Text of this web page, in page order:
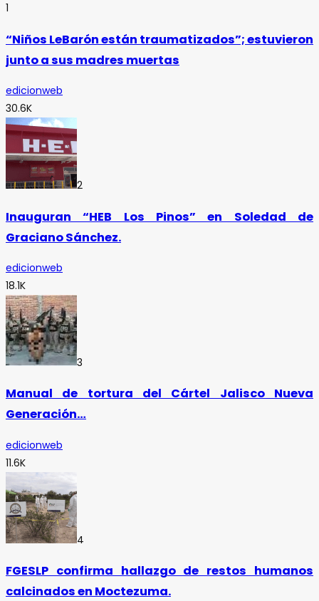
1
“Niños LeBarón están traumatizados”; estuvieron
junto a sus madres muertas
edicionweb
30.6K
2
Inauguran “HEB Los Pinos” en Soledad de
Graciano Sánchez.
edicionweb
18.1K
3
Manual de tortura del Cártel Jalisco Nueva
Generación…
edicionweb
11.6K
4
FGESLP confirma hallazgo de restos humanos
calcinados en Moctezuma.